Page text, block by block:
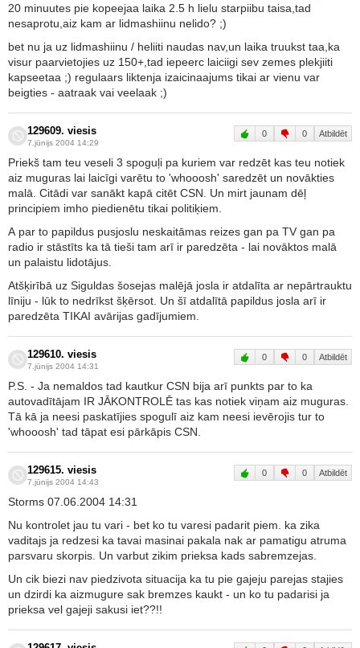
20 minuutes pie kopeejaa laika 2.5 h lielu starpiibu taisa,tad
nesaprotu,aiz kam ar lidmashiinu nelido? ;)
bet nu ja uz lidmashiinu / heliiti naudas nav,un laika truukst taa,ka
visur paarvietojies uz 150+,tad iepeerc laiciigi sev zemes plekjiiti
kapseetaa ;) regulaars liktenja izaicinaajums tikai ar vienu var
beigties - aatraak vai veelaak ;)
129609. viesis
7.jūnijs 2004 14:29
0 0 Atbildēt
Priekš tam teu veseli 3 spoguļi pa kuriem var redzēt kas teu notiek
aiz muguras lai laicīgi varētu to 'whooosh' saredzēt un novākties
malā. Citādi var sanākt kapā citēt CSN. Un mirt jaunam dēļ
principiem imho piedienētu tikai politiķiem.
A par to papildus pusjoslu neskaitāmas reizes gan pa TV gan pa
radio ir stāstīts ka tā tieši tam arī ir paredzēta - lai novāktos malā
un palaistu lidotājus.
Atšķirībā uz Siguldas šosejas malējā josla ir atdalīta ar nepārtrauktu
līniju - lūk to nedrīkst šķērsot. Un šī atdalītā papildus josla arī ir
paredzēta TIKAI avārijas gadījumiem.
129610. viesis
7.jūnijs 2004 14:31
0 0 Atbildēt
P.S. - Ja nemaldos tad kautkur CSN bija arī punkts par to ka
autovadītājam IR JĀKONTROLĒ tas kas notiek viņam aiz muguras.
Tā kā ja neesi paskatījies spogulī aiz kam neesi ievērojis tur to
'whooosh' tad tāpat esi pārkāpis CSN.
129615. viesis
7.jūnijs 2004 14:43
0 0 Atbildēt
Storms 07.06.2004 14:31
Nu kontrolet jau tu vari - bet ko tu varesi padarit piem. ka zika
vaditajs ja redzesi ka tavai masinai pakala nak ar pamatigu atruma
parsvaru skorpis. Un varbut zikim prieksa kads sabremzejas.
Un cik biezi nav piedzivota situacija ka tu pie gajeju parejas stajies
un dzirdi ka aizmugure sak bremzes kaukt - un ko tu padarisi ja
prieksa vel gajeji sakusi iet??!!